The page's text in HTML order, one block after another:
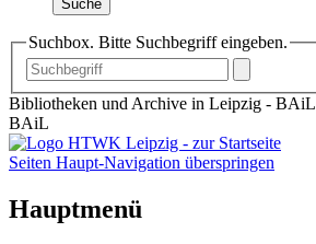
Suche
Suchbox. Bitte Suchbegriff eingeben.
Bibliotheken und Archive in Leipzig - BAiL
BAiL
Seiten Haupt-Navigation überspringen
Hauptmenü